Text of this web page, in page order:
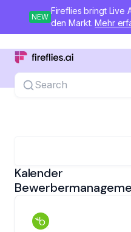
NEW
Fireflies bringt Live
den Markt.Mehr
Search
Kalender